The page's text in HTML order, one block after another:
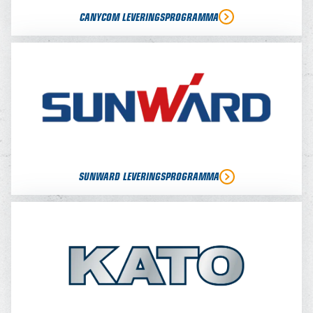
CANYCOM LEVERINGSPROGRAMMA
SUNWARD LEVERINGSPROGRAMMA